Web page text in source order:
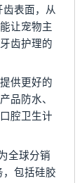
表面，从
让宠物主
齿护理的
供更好的
品防水、
腔卫生计
全球分销
包括硅胶